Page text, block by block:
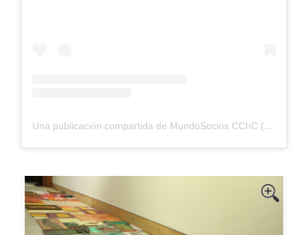
Una publicación compartida de MundoSocios CChC (@mundosocioscchc)